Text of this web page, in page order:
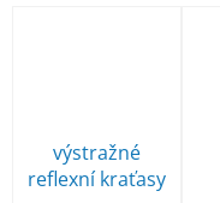
výstražné
reflexní kraťasy